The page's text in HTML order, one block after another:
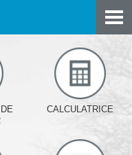
CALCULATRICE